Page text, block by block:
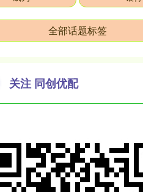
全部话题标签
关注 同创优配